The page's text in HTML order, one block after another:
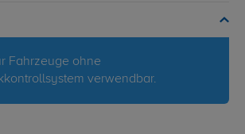
Fahrzeuge ohne
verwendbar.